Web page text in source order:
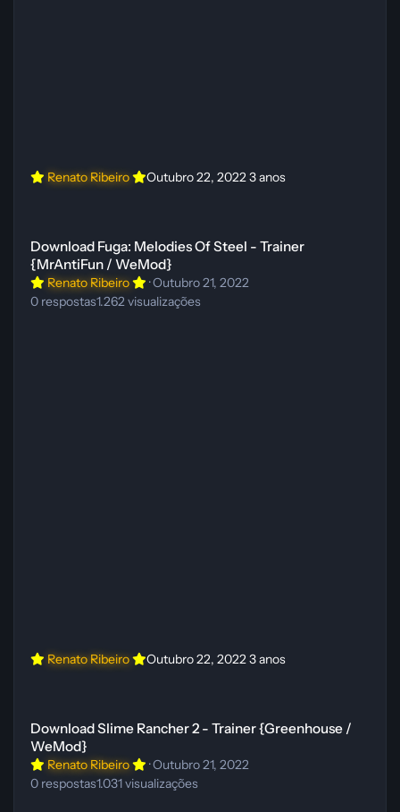
Renato Ribeiro Outubro 22, 20223 anos
Download Fuga: Melodies Of Steel - Trainer
{MrAntiFun / WeMod}
Renato Ribeiro ·Outubro 21, 2022
0 respostas1.262visualizações
Renato Ribeiro Outubro 22, 20223 anos
Download Slime Rancher 2 - Trainer {Greenhouse /
WeMod}
Renato Ribeiro ·Outubro 21, 2022
0 respostas1.031visualizações